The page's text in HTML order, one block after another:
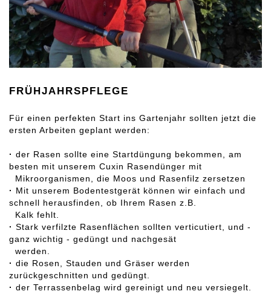
FRÜHJAHRSPFLEGE
Für einen perfekten Start ins Gartenjahr sollten jetzt die
ersten Arbeiten geplant werden:
· der Rasen sollte eine Startdüngung bekommen, am
besten mit unserem Cuxin Rasendünger mit
Mikroorganismen, die Moos und Rasenfilz zersetzen
· Mit unserem Bodentestgerät können wir einfach und
schnell herausfinden, ob Ihrem Rasen z.B.
Kalk fehlt.
· Stark verfilzte Rasenflächen sollten verticutiert, und -
ganz wichtig - gedüngt und nachgesät
werden.
· die Rosen, Stauden und Gräser werden
zurückgeschnitten und gedüngt.
· der Terrassenbelag wird gereinigt und neu versiegelt.